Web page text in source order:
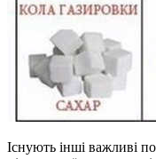
Існують інші важливі